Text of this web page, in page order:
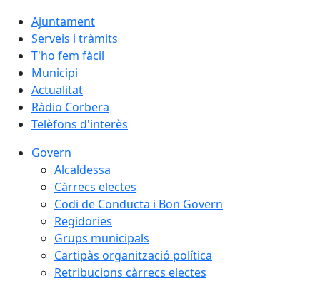
Ajuntament
Serveis i tràmits
T'ho fem fàcil
Municipi
Actualitat
Ràdio Corbera
Telèfons d'interès
Govern
Alcaldessa
Càrrecs electes
Codi de Conducta i Bon Govern
Regidories
Grups municipals
Cartipàs organització política
Retribucions càrrecs electes